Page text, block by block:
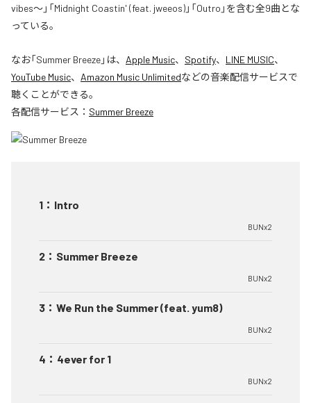
vibes〜」「Midnight Coastin' (feat. jweeos)」「Outro」を含む全9曲とな
っている。
なお「Summer Breeze」は、 Apple Music、 Spotify、 LINE MUSIC、
YouTube Music、 Amazon Music Unlimitedなどの音楽配信サービスで
聴くことができる。
各配信サービス： Summer Breeze
1 ： Intro
BUNx2
2 ： Summer Breeze
BUNx2
3 ： We Run the Summer (feat. yum8)
BUNx2
4 ： 4ever for 1
BUNx2